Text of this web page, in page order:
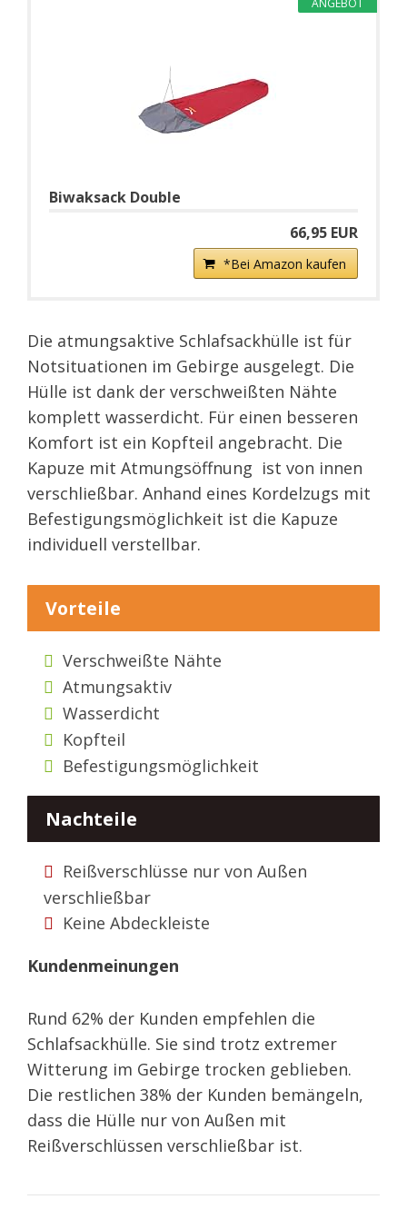
ANGEBOT
Biwaksack Double
66,95 EUR
*Bei Amazon kaufen
Die atmungsaktive Schlafsackhülle ist für
Notsituationen im Gebirge ausgelegt. Die
Hülle ist dank der verschweißten Nähte
komplett wasserdicht. Für einen besseren
Komfort ist ein Kopfteil angebracht. Die
Kapuze mit Atmungsöffnung ist von innen
verschließbar. Anhand eines Kordelzugs mit
Befestigungsmöglichkeit ist die Kapuze
individuell verstellbar.
Vorteile
Verschweißte Nähte
Atmungsaktiv
Wasserdicht
Kopfteil
Befestigungsmöglichkeit
Nachteile
Reißverschlüsse nur von Außen
verschließbar
Keine Abdeckleiste
Kundenmeinungen
Rund 62% der Kunden empfehlen die
Schlafsackhülle. Sie sind trotz extremer
Witterung im Gebirge trocken geblieben.
Die restlichen 38% der Kunden bemängeln,
dass die Hülle nur von Außen mit
Reißverschlüssen verschließbar ist.